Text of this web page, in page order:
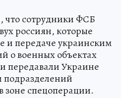
, что сотрудники ФСБ
россиян, которые
и передаче украинским
о военных объектах
передавали Украине
спецоперации.